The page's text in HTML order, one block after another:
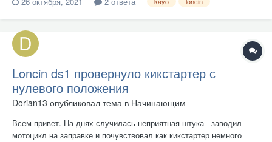
Loncin ds1 провернуло кикстартер с
нулевого положения
Dorian13 опубликовал тема в Начинающим
Всем привет. На днях случилась неприятная штука - заводил
мотоцикл на заправке и почувствовал как кикстартер немного